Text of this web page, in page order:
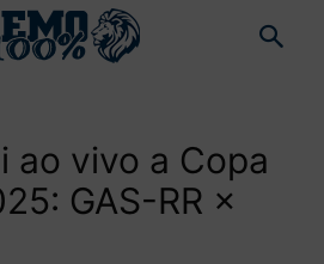
ao vivo a Copa
GAS-RR ×